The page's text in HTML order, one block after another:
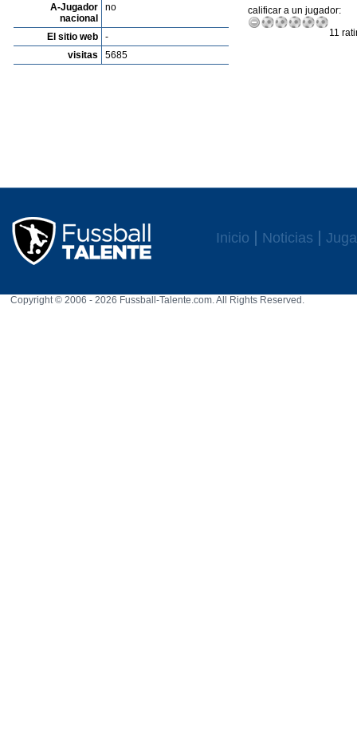
A-Jugador
nacional
no
El sitio web
-
visitas
5685
calificar a un jugador:
11
Inicio Noticias
Copyright © 2006 - 2026 Fussball-Talente.com. All Rights Reserved.